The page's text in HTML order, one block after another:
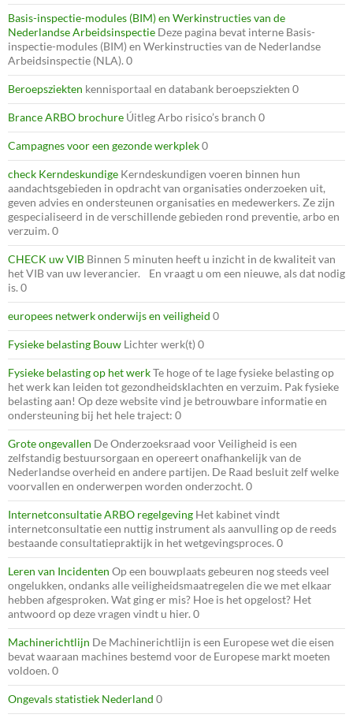
Basis-inspectie-modules (BIM) en Werkinstructies van de
Nederlandse Arbeidsinspectie Deze pagina bevat interne Basis-
inspectie-modules (BIM) en Werkinstructies van de Nederlandse
Arbeidsinspectie (NLA). 0
Beroepsziekten kennisportaal en databank beroepsziekten 0
Brance ARBO brochure Úitleg Arbo risico’s branch 0
Campagnes voor een gezonde werkplek0
check Kerndeskundige Kerndeskundigen voeren binnen hun
aandachtsgebieden in opdracht van organisaties onderzoeken uit,
geven advies en ondersteunen organisaties en medewerkers. Ze zijn
gespecialiseerd in de verschillende gebieden rond preventie, arbo en
verzuim. 0
CHECK uw VIB Binnen 5 minuten heeft u inzicht in de kwaliteit van
het VIB van uw leverancier. En vraagt u om een nieuwe, als dat nodig
is. 0
europees netwerk onderwijs en veiligheid 0
Fysieke belasting Bouw Lichter werk(t) 0
Fysieke belasting op het werkTe hoge of te lage fysieke belasting op
het werk kan leiden tot gezondheidsklachten en verzuim. Pak fysieke
belasting aan! Op deze website vind je betrouwbare informatie en
ondersteuning bij het hele traject: 0
Grote ongevallen De Onderzoeksraad voor Veiligheid is een
zelfstandig bestuursorgaan en opereert onafhankelijk van de
Nederlandse overheid en andere partijen. De Raad besluit zelf welke
voorvallen en onderwerpen worden onderzocht. 0
Internetconsultatie ARBO regelgeving Het kabinet vindt
internetconsultatie een nuttig instrument als aanvulling op de reeds
bestaande consultatiepraktijk in het wetgevingsproces. 0
Leren van Incidenten Op een bouwplaats gebeuren nog steeds veel
ongelukken, ondanks alle veiligheidsmaatregelen die we met elkaar
hebben afgesproken. Wat ging er mis? Hoe is het opgelost? Het
antwoord op deze vragen vindt u hier. 0
Machinerichtlijn De Machinerichtlijn is een Europese wet die eisen
bevat waaraan machines bestemd voor de Europese markt moeten
voldoen. 0
Ongevals statistiek Nederland 0